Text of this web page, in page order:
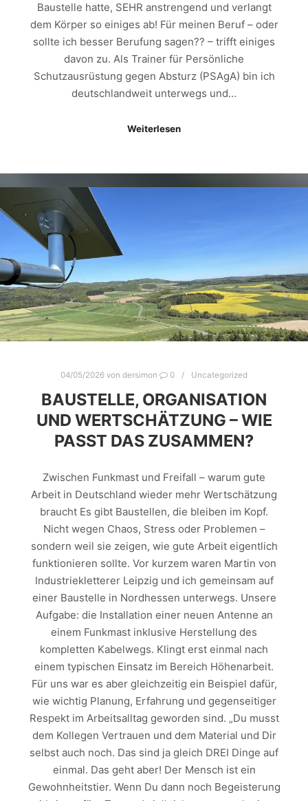
Baustelle hatte, SEHR anstrengend und verlangt
dem Körper so einiges ab! Für meinen Beruf – oder
sollte ich besser Berufung sagen?? – trifft einiges
davon zu. Als Trainer für Persönliche
Schutzausrüstung gegen Absturz (PSAgA) bin ich
deutschlandweit unterwegs und…
Weiterlesen
04/05/2026 von dersimon 0 Uncategorized
BAUSTELLE, ORGANISATION
UND WERTSCHÄTZUNG – WIE
PASST DAS ZUSAMMEN?
Zwischen Funkmast und Freifall – warum gute
Arbeit in Deutschland wieder mehr Wertschätzung
braucht Es gibt Baustellen, die bleiben im Kopf.
Nicht wegen Chaos, Stress oder Problemen –
sondern weil sie zeigen, wie gute Arbeit eigentlich
funktionieren sollte. Vor kurzem waren Martin von
Industriekletterer Leipzig und ich gemeinsam auf
einer Baustelle in Nordhessen unterwegs. Unsere
Aufgabe: die Installation einer neuen Antenne an
einem Funkmast inklusive Herstellung des
kompletten Kabelwegs. Klingt erst einmal nach
einem typischen Einsatz im Bereich Höhenarbeit.
Für uns war es aber gleichzeitig ein Beispiel dafür,
wie wichtig Planung, Erfahrung und gegenseitiger
Respekt im Arbeitsalltag geworden sind. „Du musst
dem Kollegen Vertrauen und dem Material und Dir
selbst auch noch. Das sind ja gleich DREI Dinge auf
einmal. Das geht aber! Der Mensch ist ein
Gewohnheitstier. Wenn Du dann noch Begeisterung